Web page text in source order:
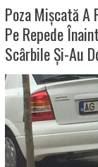
Poza Mișcată A
Pe Repede
Scârbile Și-Au